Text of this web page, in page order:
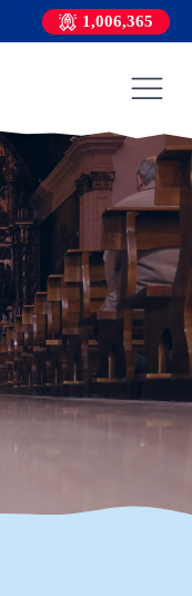
1,006,365